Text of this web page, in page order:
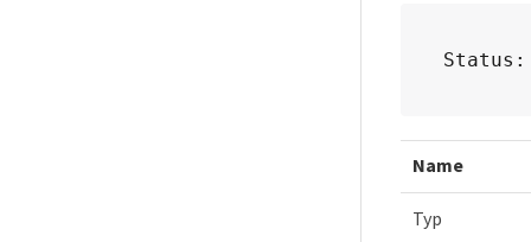
Name
Typ